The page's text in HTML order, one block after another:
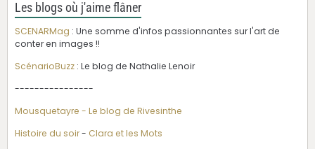
Les blogs où j'aime flâner
SCENARMag : Une somme d'infos passionnantes sur l'art de
conter en images !!
ScénarioBuzz : Le blog de Nathalie Lenoir
----------------
Mousquetayre - Le blog de Rivesinthe
Histoire du soir- Clara et les Mots